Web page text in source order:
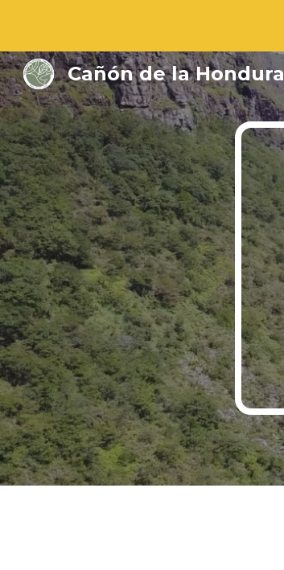
Cañón de la Hondura